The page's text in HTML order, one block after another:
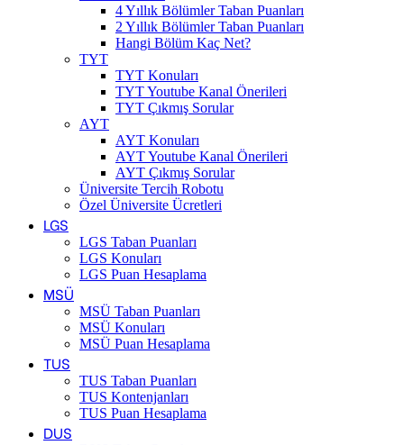
4 Yıllık Bölümler Taban Puanları
2 Yıllık Bölümler Taban Puanları
Hangi Bölüm Kaç Net?
TYT
TYT Konuları
TYT Youtube Kanal Önerileri
TYT Çıkmış Sorular
AYT
AYT Konuları
AYT Youtube Kanal Önerileri
AYT Çıkmış Sorular
Üniversite Tercih Robotu
Özel Üniversite Ücretleri
LGS
LGS Taban Puanları
LGS Konuları
LGS Puan Hesaplama
MSÜ
MSÜ Taban Puanları
MSÜ Konuları
MSÜ Puan Hesaplama
TUS
TUS Taban Puanları
TUS Kontenjanları
TUS Puan Hesaplama
DUS